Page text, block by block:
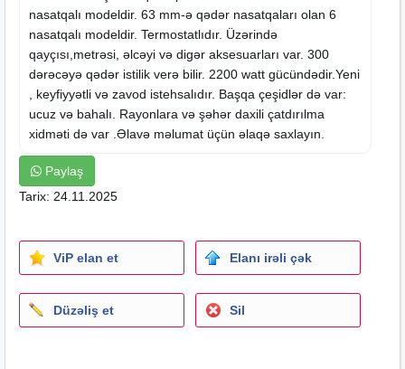
nasatqalı modeldir. 63 mm-ə qədər nasatqaları olan 6
nasatqalı modeldir. Termostatlıdır. Üzərində
qayçısı,metrəsi, əlcəyi və digər aksesuarları var. 300
dərəcəyə qədər istilik verə bilir. 2200 watt gücündədir.Yeni
, keyfiyyətli və zavod istehsalıdır. Başqa çeşidlər də var:
ucuz və bahalı. Rayonlara və şəhər daxili çatdırılma
xidməti də var .Əlavə məlumat üçün əlaqə saxlayın.
Paylaş
Tarix: 24.11.2025
ViP elan et Elanı irəli çək
Düzəliş et Sil